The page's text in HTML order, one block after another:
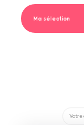
Ma sélection